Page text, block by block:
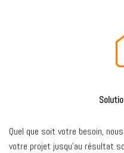
Quel que soit votre besoin,
votre projet jusqu’au résultat